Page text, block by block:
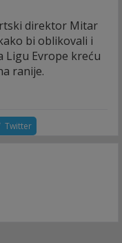
direktor Mitar
bi oblikovali i
Ligu Evrope kreću
ranije.
Twitter